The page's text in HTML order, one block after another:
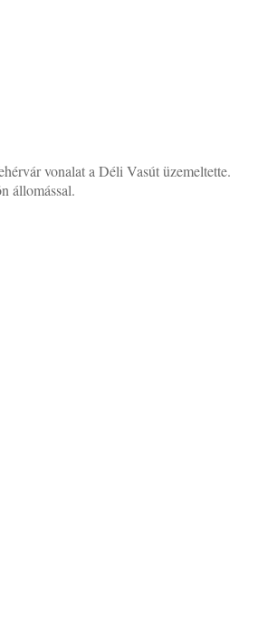
vonalat a Déli Vasút üzemeltette.
állomással.